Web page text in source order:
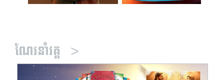
ណែរនាំវគ្គ >